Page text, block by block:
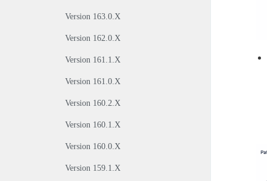
Version 163.0.X
Version 162.0.X
Version 161.1.X
Version 161.0.X
Version 160.2.X
Version 160.1.X
Version 160.0.X
Version 159.1.X